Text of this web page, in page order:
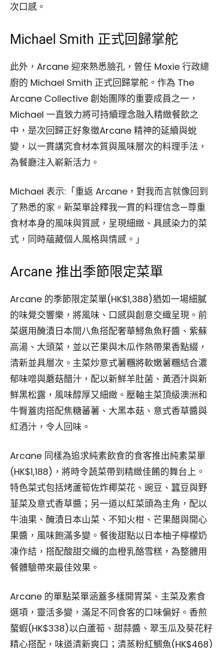
次口感。
Michael Smith 正式回歸掌舵
此外，Arcane 迎來熟悉臉孔，曾任 Moxie 行政總
廚的 Michael Smith 正式回歸掌舵。作為 The
Arcane Collective 創始團隊的重要成員之一，
Michael 一直致力將可持續理念融入精緻餐飲之
中，是次回歸正好象徵Arcane 精神的延續與蛻
變，以一貫講究食材本質與風味層次的料理手法，
為餐廳注入嶄新活力。
Michael 表示:「重返 Arcane，對我而言就像回到
了熟悉的家。新菜單詮釋我一貫的料理信念—尊重
食材本身的風味與質感，呈現細緻、具感染力的菜
式，同時蘊藏個人風格與情感。」
Arcane 推出季節限定菜單
Arcane 的季節限定菜單(HK$1,388)猶如一場細膩
的味覺交響樂，將風味、口感與創意交織呈現。前
菜選用醃漬日本間八魚搭配奢華鱘魚魚籽醬、紫蘇
高湯、大頭菜，並以芒果與木瓜作熱帶果香點綴，
清新並具層次。主菜炒意式薯糰將軟嫩薯糰結合濃
郁味噌與蘑菇醋汁，配以新鮮羊肚菌、黃酒汁與新
鮮黑松露，風味醇厚又細緻。壓軸主菜頂級澳洲和
牛臀蓋肉搭配焦糖蕃薯、大黑本菇、意式香草醬與
紅酒汁，令人回味。
Arcane 同樣為追求純素飲食的食客推出純素菜單
(HK$1,188)，將時令蔬菜帶到精緻佳餚的舞台上。
特色菜式包括烤蘆筍佐炸椰菜花、豌豆、蠶豆與野
韮菜及意式香草醬；另一道以紅菜頭為主角，配以
牛油果、醃漬日本山菜、不知火柑、芒果醋與開心
果醬，風味飽滿多變。餐後甜點以日本柚子檸檬奶
凍作結，搭配酸甜交織的血橙乳酪雪糕，為整體用
餐體驗帶來最佳效果。
Arcane 的單點菜單涵蓋多樣開胃菜、主菜及素食
選項，靈活多變，滿足不同食客的口味偏好。香煎
螯蝦(HK$338)以白蘆筍、甜蒜醬、翠玉瓜及葵花籽
精心搭配，味道清新爽口；清蒸粉紅鯛魚(HK$468)